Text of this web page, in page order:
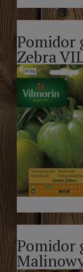
Pomidor
Zebra
Pomidor